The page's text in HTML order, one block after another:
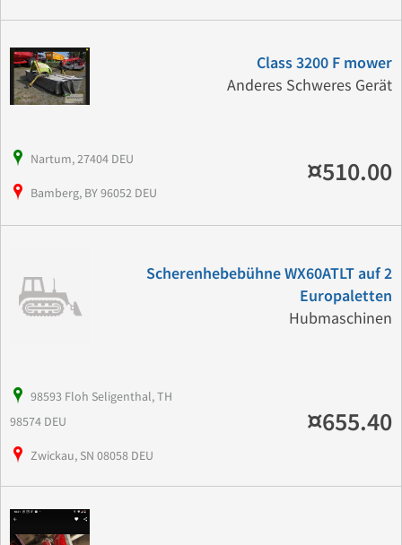
Class 3200 F mower
Anderes Schweres Gerät
Nartum, 27404 DEU
Bamberg, BY 96052 DEU
¤510.00
Scherenhebebühne WX60ATLT auf 2
Europaletten
Hubmaschinen
98593 Floh Seligenthal, TH
98574 DEU
Zwickau, SN 08058 DEU
¤655.40